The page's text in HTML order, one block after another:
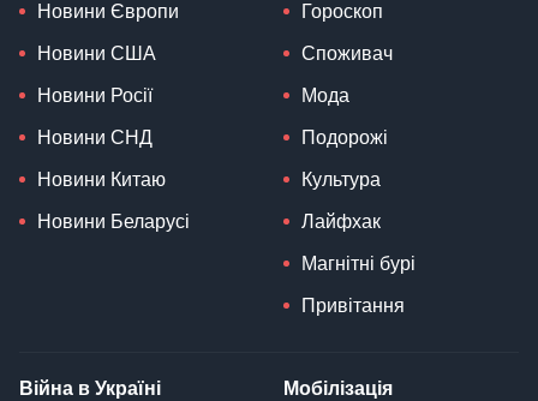
Новини Європи
Новини США
Новини Росії
Новини СНД
Новини Китаю
Новини Беларусі
Гороскоп
Споживач
Мода
Подорожі
Культура
Лайфхак
Магнітні бурі
Привітання
Війна в Україні Мобілізація